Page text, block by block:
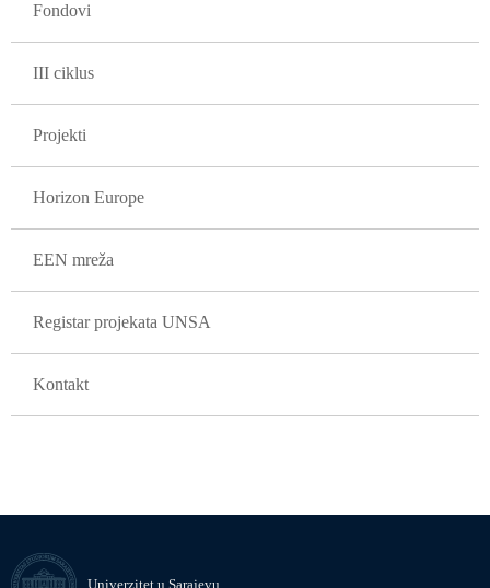
Fondovi
III ciklus
Projekti
Horizon Europe
EEN mreža
Registar projekata UNSA
Kontakt
Univerzitet u Sarajevu